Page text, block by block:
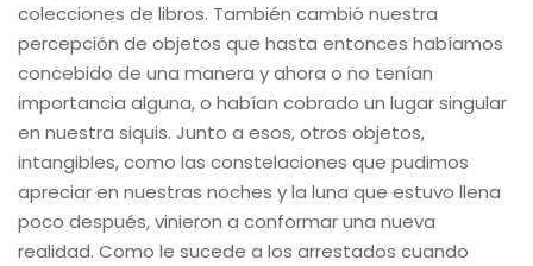
colecciones de libros. También cambió nuestra
percepción de objetos que hasta entonces habíamos
concebido de una manera y ahora o no tenían
importancia alguna, o habían cobrado un lugar singular
en nuestra siquis. Junto a esos, otros objetos,
intangibles, como las constelaciones que pudimos
apreciar en nuestras noches y la luna que estuvo llena
poco después, vinieron a conformar una nueva
realidad. Como le sucede a los arrestados cuando